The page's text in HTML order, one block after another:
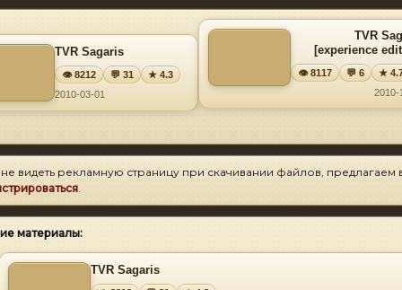
TVR Sagaris
👁 8212 💬 31
★ 4.3
2010-03-01
TVR
[experience
👁 8117 💬 6
★
2010-
видеть рекламную страницу при скачивании файлов, предлагаем
.
материалы:
TVR Sagaris